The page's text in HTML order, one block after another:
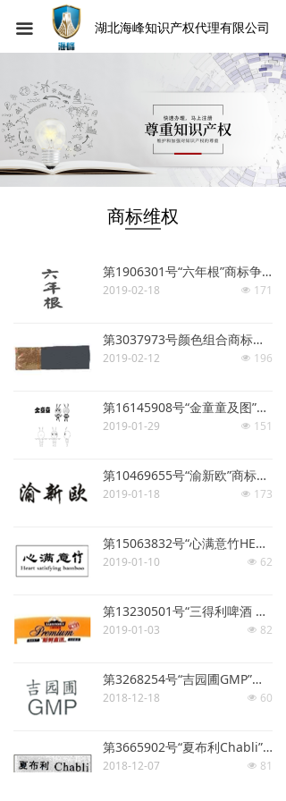
끀 湖北海峰知识产权代理有限公司
商标维权
第1906301号“六年根”商标争议案
넶 171
2019-02-18
第3037973号颜色组合商标驳回复审案
넶 196
2019-02-12
第16145908号“金童童及图”商标驳回复审案
넶 151
2019-01-29
第10469655号“渝新欧”商标无效宣告案
넶 173
2019-01-18
第15063832号“心满意竹HEART SATISFYING BAMBOO”商标驳回复审案
넶 62
2019-01-10
第13230501号“三得利啤酒 新鲜直送 当日生产 冷藏配送及图”商标驳回复审案
넶 82
2019-01-03
第3268254号“吉园圃GMP”商标争议案
넶 60
2018-12-18
第3665902号“夏布利Chabli”商标争议案
넶 81
2018-12-07